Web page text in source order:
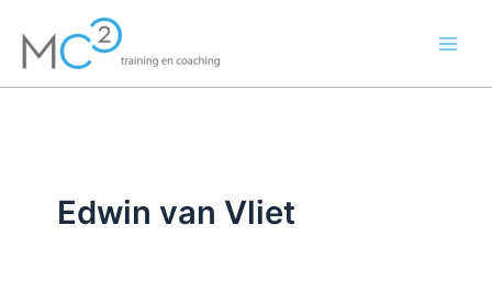
naar
inhoud
Edwin van Vliet
naar: